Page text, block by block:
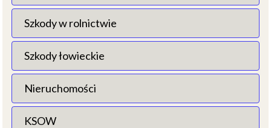
Szkody w rolnictwie
Szkody łowieckie
Nieruchomości
KSOW